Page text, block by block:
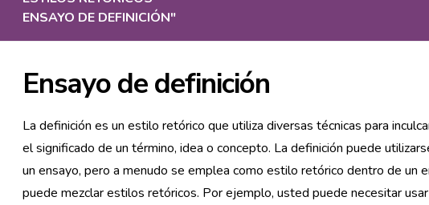
ENSAYO DE DEFINICIÓN"
Ensayo de definición
La definición es un estilo retórico que utiliza diversas técnicas para
el significado de un término, idea o concepto. La definición puede
un ensayo, pero a menudo se emplea como estilo retórico dentro de un
puede mezclar estilos retóricos. Por ejemplo, usted puede necesitar